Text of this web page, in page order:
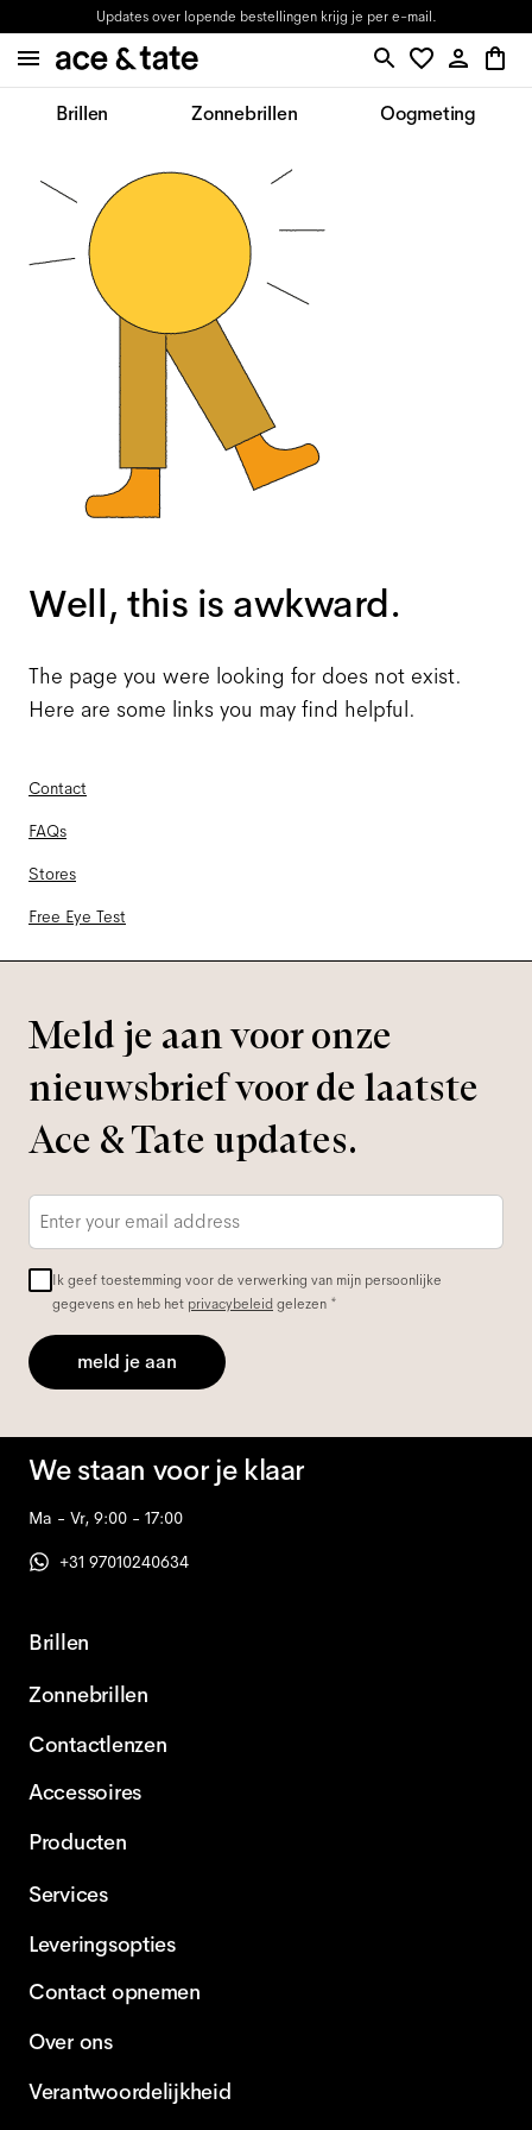
Updates over lopende bestellingen krijg je per e-mail.
Brillen Zonnebrillen Oogmeting
Well, this is awkward.
The page you were looking for does not exist.
Here are some links you may find helpful.
Contact
FAQs
Stores
Free Eye Test
Meld je aan voor onze
nieuwsbrief voor de laatste
Ace & Tate updates.
E-
mailadres*
Ik geef toestemming voor de verwerking van mijn persoonlijke
gegevens en heb het privacybeleidgelezen *
meld je aan
We staan voor je klaar
Ma - Vr, 9:00 - 17:00
+31 97010240634
Brillen
Zonnebrillen
Contactlenzen
Accessoires
Producten
Services
Leveringsopties
Contact opnemen
Over ons
Verantwoordelijkheid